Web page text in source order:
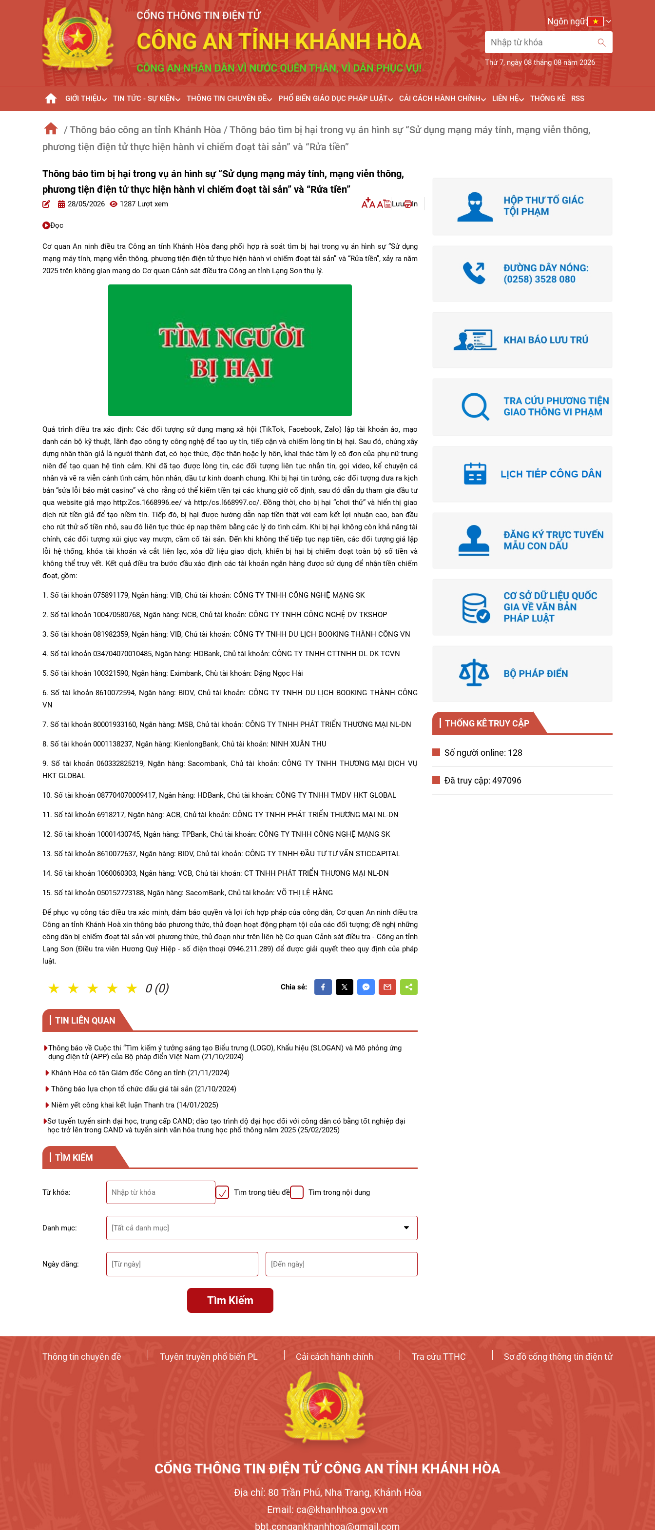
Thứ 7, ngày 08 tháng 08 năm 2026
Ngôn ngữ:
GIỚI THIỆU TIN TỨC - SỰ KIỆN THÔNG TIN CHUYÊN ĐỀ PHỔ BIẾN GIÁO DỤC PHÁP LUẬT CẢI CÁCH HÀNH CHÍNH LIÊN HỆ THỐNG KÊ RSS
/ Thông báo công an tỉnh Khánh Hòa / Thông báo tìm bị hại trong vụ án hình sự “Sử dụng mạng máy tính, mạng viễn thông,
phương tiện điện tử thực hiện hành vi chiếm đoạt tài sản” và “Rửa tiền”
Thông báo tìm bị hại trong vụ án hình sự “Sử dụng mạng máy tính, mạng viễn thông,
phương tiện điện tử thực hiện hành vi chiếm đoạt tài sản” và “Rửa tiền”
28/05/2026 1287 Lượt xem Lưu In
Đọc
Cơ quan An ninh điều tra Công an tỉnh Khánh Hòa đang phối hợp rà soát tìm bị hại trong vụ án hình sự “Sử dụng
mạng máy tính, mạng viễn thông, phương tiện điện tử thực hiện hành vi chiếm đoạt tài sản” và “Rửa tiền”, xảy ra năm
2025 trên không gian mạng do Cơ quan Cảnh sát điều tra Công an tỉnh Lạng Sơn thụ lý.
Quá trình điều tra xác định: Các đối tượng sử dụng mạng xã hội (TikTok, Facebook, Zalo) lập tài khoản ảo, mạo
danh cán bộ kỹ thuật, lãnh đạo công ty công nghệ để tạo uy tín, tiếp cận và chiếm lòng tin bị hại. Sau đó, chúng xây
dựng nhân thân giả là người thành đạt, có học thức, độc thân hoặc ly hôn, khai thác tâm lý cô đơn của phụ nữ trung
niên để tạo quan hệ tình cảm. Khi đã tạo được lòng tin, các đối tượng liên tục nhắn tin, gọi video, kể chuyện cá
nhân và vẽ ra viễn cảnh tình cảm, hôn nhân, đầu tư kinh doanh chung. Khi bị hại tin tưởng, các đối tượng đưa ra kịch
bản “sửa lỗi bảo mật casino” và cho rằng có thể kiếm tiền tại các khung giờ cố định, sau đó dẫn dụ tham gia đầu tư
qua website giả mạo http:Zcs.1668996.ee/ và http:/cs.l668997.cc/. Đồng thời, cho bị hại “chơi thử” và hiển thị giao
dịch rút tiền giả để tạo niềm tin. Tiếp đó, bị hại được hướng dẫn nạp tiền thật với cam kết lợi nhuận cao, ban đầu
cho rút thử số tiền nhỏ, sau đó liên tục thúc ép nạp thêm bằng các lý do tình cảm. Khi bị hại không còn khả năng tài
chính, các đối tượng xúi giục vay mượn, cầm cố tài sản. Đến khi không thể tiếp tục nạp tiền, các đối tượng giả lập
lỗi hệ thống, khóa tài khoản và cắt liên lạc, xóa dữ liệu giao dịch, khiến bị hại bị chiếm đoạt toàn bộ số tiền và
không thể truy vết. Kết quả điều tra bước đầu xác định các tài khoản ngân hàng được sử dụng để nhận tiền chiếm
đoạt, gồm:
1. Số tài khoản 075891179, Ngân hàng: VIB, Chủ tài khoản: CÔNG TY TNHH CÔNG NGHỆ MẠNG SK
2. Số tài khoản 100470580768, Ngân hàng: NCB, Chủ tài khoản: CÔNG TY TNHH CÔNG NGHỆ DV TKSHOP
3. Số tài khoản 081982359, Ngân hàng: VIB, Chủ tài khoản: CÔNG TY TNHH DU LỊCH BOOKING THÀNH CÔNG VN
4. Số tài khoản 034704070010485, Ngân hàng: HDBank, Chủ tài khoản: CÔNG TY TNHH CTTNHH DL DK TCVN
5. Số tài khoản 100321590, Ngân hàng: Eximbank, Chù tài khoản: Đặng Ngọc Hải
6. Số tài khoản 8610072594, Ngân hàng: BIDV, Chủ tài khoản: CÔNG TY TNHH DU LỊCH BOOKING THÀNH CÔNG
VN
7. Số tài khoản 80001933160, Ngân hàng: MSB, Chủ tài khoản: CÔNG TY TNHH PHÁT TRIỂN THƯƠNG MẠI NL-DN
8. Số tài khoản 0001138237, Ngân hàng: KienlongBank, Chủ tài khoản: NINH XUÂN THU
9. Số tài khoản 060332825219, Ngân hàng: Sacombank, Chủ tài khoản: CÔNG TY TNHH THƯƠNG MẠI DỊCH VỤ
HKT GLOBAL
10. Số tài khoản 087704070009417, Ngân hàng: HDBank, Chủ tài khoản: CÔNG TY TNHH TMDV HKT GLOBAL
11. Số tài khoản 6918217, Ngân hàng: ACB, Chủ tài khoản: CÔNG TY TNHH PHÁT TRIỂN THƯƠNG MẠI NL-DN
12. Số tài khoản 10001430745, Ngân hàng: TPBank, Chủ tài khoản: CÔNG TY TNHH CÔNG NGHỆ MẠNG SK
13. Số tài khoản 8610072637, Ngân hàng: BIDV, Chủ tài khoản: CÔNG TY TNHH ĐẦU TƯ TƯ VẤN STICCAPITAL
14. Số tài khoản 1060060303, Ngân hàng: VCB, Chủ tài khoản: CT TNHH PHÁT TRIỂN THƯƠNG MẠI NL-DN
15. Số tài khoản 050152723188, Ngân hàng: SacomBank, Chủ tài khoản: VÕ THỊ LỆ HẰNG
Để phục vụ công tác điều tra xác minh, đảm bảo quyền và lợi ích hợp pháp của công dân, Cơ quan An ninh điều tra
Công an tỉnh Khánh Hoà xin thông báo phương thức, thủ đoạn hoạt động phạm tội của các đối tượng; đề nghị những
công dân bị chiếm đoạt tài sản với phương thức, thủ đoạn như trên liên hệ Cơ quan Cảnh sát điều tra - Công an tỉnh
Lạng Sơn (Điều tra viên Hương Quý Hiệp - số điện thoại 0946.211.289) để được giải quyết theo quy định của pháp
luật.
0 (0)
5 Sao
4 Sao
3 Sao
2 Sao
1 Sao Chia sẻ:
TIN LIÊN QUAN
Thông báo về Cuộc thi “Tìm kiếm ý tưởng sáng tạo Biểu trưng (LOGO), Khẩu hiệu (SLOGAN) và Mô phỏng ứng
dụng điện tử (APP) của Bộ pháp điển Việt Nam (21/10/2024)
Khánh Hòa có tân Giám đốc Công an tỉnh (21/11/2024)
Thông báo lựa chọn tổ chức đấu giá tài sản (21/10/2024)
Niêm yết công khai kết luận Thanh tra (14/01/2025)
Sơ tuyển tuyển sinh đại học, trung cấp CAND; đào tạo trình độ đại học đối với công dân có bằng tốt nghiệp đại
học trở lên trong CAND và tuyển sinh văn hóa trung học phổ thông năm 2025 (25/02/2025)
TÌM KIẾM
Từ khóa: Tìm trong tiêu đề Tìm trong nội dung
Danh mục:
Ngày đăng:
Tìm Kiếm
THỐNG KÊ TRUY CẬP
Số người online: 128
Đã truy cập: 497096
CỔNG THÔNG TIN ĐIỆN TỬ CÔNG AN TỈNH KHÁNH HÒA
Địa chỉ: 80 Trần Phú, Nha Trang, Khánh Hòa
Email: ca@khanhhoa.gov.vn
bbt.congankhanhhoa@gmail.com
Thông tin chuyên đề Tuyên truyền phổ biến PL Cải cách hành chính Tra cứu TTHC
Sơ đồ cổng thông tin điện tử